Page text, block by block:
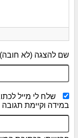
שם להצגה (לא
שלח לי מייל
במידה וקיימת תגובה